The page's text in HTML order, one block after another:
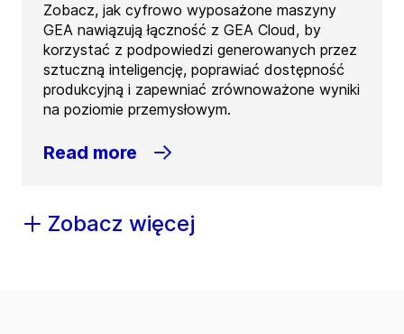
Zobacz, jak cyfrowo wyposażone maszyny
GEA nawiązują łączność z GEA Cloud, by
korzystać z podpowiedzi generowanych przez
sztuczną inteligencję, poprawiać dostępność
produkcyjną i zapewniać zrównoważone wyniki
na poziomie przemysłowym.
Read more
Zobacz więcej